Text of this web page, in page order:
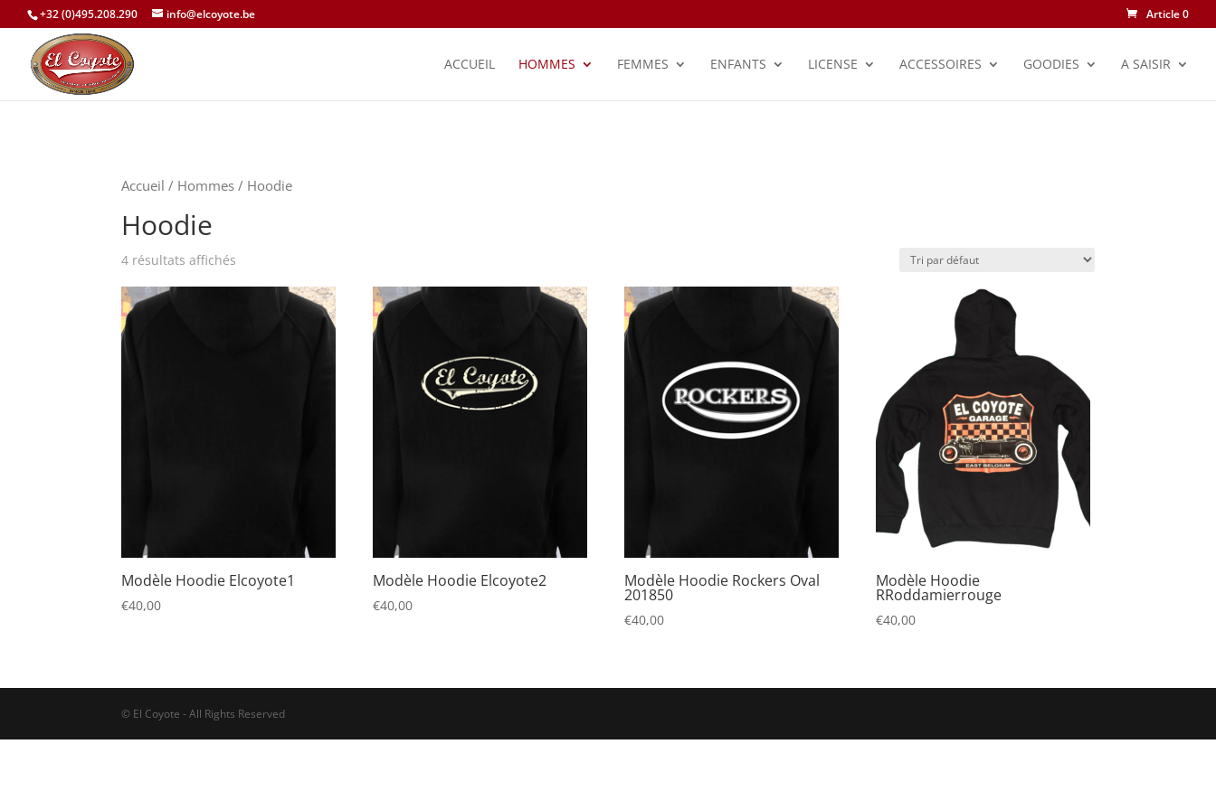
+32 (0)495.208.290 info@elcoyote.be Article 0
ACCUEIL HOMMES FEMMES ENFANTS LICENSE ACCESSOIRES GOODIES A SAISIR
Accueil / Hommes / Hoodie
Hoodie
4 résultats affichés
Modèle Hoodie Elcoyote1
€40,00
Modèle Hoodie Elcoyote2
€40,00
Modèle Hoodie Rockers Oval
201850
€40,00
Modèle Hoodie
RRoddamierrouge
€40,00
© El Coyote - All Rights Reserved